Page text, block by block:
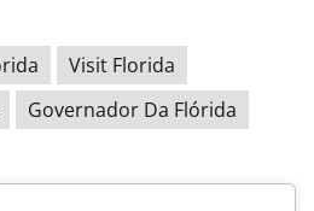
Visit Florida
Governador Da Flórida